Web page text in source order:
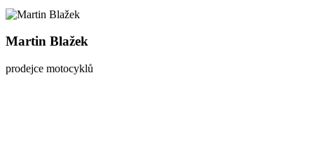
Martin Blažek
prodejce motocyklů